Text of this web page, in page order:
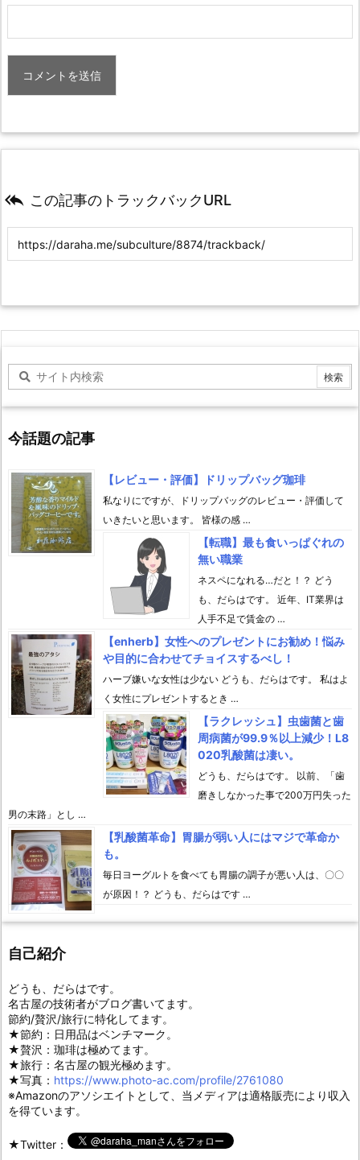
 この記事のトラックバックURL
今話題の記事
【レビュー・評価】ドリップバッグ珈琲
私なりにですが、ドリップバッグのレビュー・評価して
いきたいと思います。 皆様の感 …
【転職】最も食いっぱぐれの
無い職業
ネスペになれる…だと！？ どう
も、だらはです。 近年、IT業界は
人手不足で賃金の …
【enherb】女性へのプレゼントにお勧め！悩み
や目的に合わせてチョイスするべし！
ハーブ嫌いな女性は少ない どうも、だらはです。 私はよ
く女性にプレゼントするとき …
【ラクレッシュ】虫歯菌と歯
周病菌が99.9％以上減少！L8
020乳酸菌は凄い。
どうも、だらはです。 以前、「歯
磨きしなかった事で200万円失った
男の末路」とし …
【乳酸菌革命】胃腸が弱い人にはマジで革命か
も。
毎日ヨーグルトを食べても胃腸の調子が悪い人は、〇〇
が原因！？ どうも、だらはです …
自己紹介
どうも、だらはです。
名古屋の技術者がブログ書いてます。
節約/贅沢/旅行に特化してます。
★節約：日用品はベンチマーク。
★贅沢：珈琲は極めてます。
★旅行：名古屋の観光極めます。
★写真： https://www.photo-ac.com/profile/2761080
※Amazonのアソシエイトとして、当メディアは適格販売により収入
を得ています。
★Twitter：